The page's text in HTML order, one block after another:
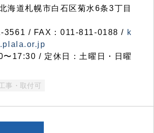
道札幌市白石区菊水6条3丁目
3561 / FAX：011-811-0188 / k
〜17:30 / 定休日：土曜日・日曜
事・取付可